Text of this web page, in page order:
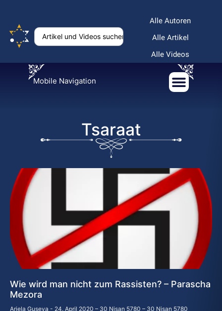
Alle Autoren
Alle Artikel
Alle Videos
Mobile Navigation
Tsaraat
Wie wird man nicht zum Rassisten? – Parascha
Mezora
Ariela Guseva 24. April 2020 – 30 Nisan 5780 – 30 Nisan 5780